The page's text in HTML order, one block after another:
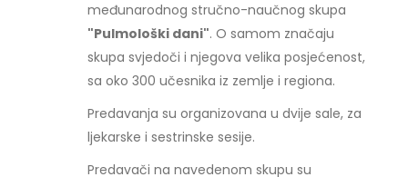
međunarodnog stručno-naučnog skupa
"Pulmološki dani". O samom značaju
skupa svjedoči i njegova velika posjećenost,
sa oko 300 učesnika iz zemlje i regiona.
Predavanja su organizovana u dvije sale, za
ljekarske i sestrinske sesije.
Predavači na navedenom skupu su